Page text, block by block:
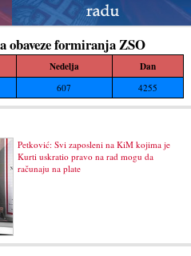
obaveze formiranja ZSO
Nedelja Dan
607 4255
Petković: Svi zaposleni na KiM kojima je
Kurti uskratio pravo na rad mogu da
računaju na plate